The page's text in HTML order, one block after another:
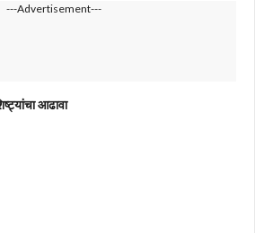
---Advertisement---
आढावा